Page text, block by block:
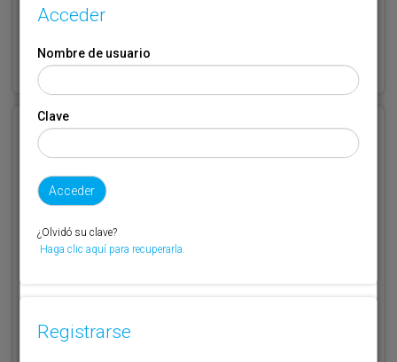
Haga clic aquí para recuperarla.
Registrarse
Nombre de usuario (elija un nombre)
Email
Acceder
Nombre de usuario
Clave
¿Olvidó su clave?
Haga clic aquí para recuperarla.
Registrarse